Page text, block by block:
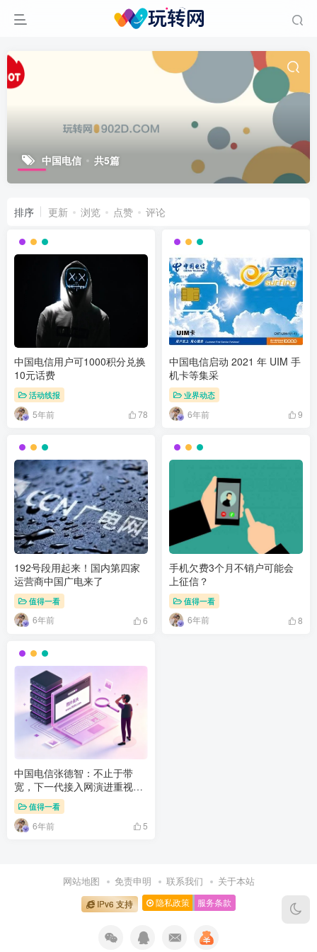
中国电信 共5篇
排序 更新 浏览 点赞 评论
中国电信用户可1000积分兑换
10元话费
活动线报
5年前 78
中国电信启动 2021 年 UIM 手
机卡等集采
业界动态
6年前 9
192号段用起来！国内第四家
运营商中国广电来了
值得一看
6年前 6
手机欠费3个月不销户可能会
上征信？
值得一看
6年前 8
中国电信张德智：不止于带
宽，下一代接入网演进重视全
业务承载和智能化
值得一看
6年前 5
网站地图 免责申明 联系我们 关于本站
IPv6 支持 隐私政策 服务条款